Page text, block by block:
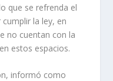
que se refrenda el
la ley, en
no cuentan con la
estos espacios.
informó como